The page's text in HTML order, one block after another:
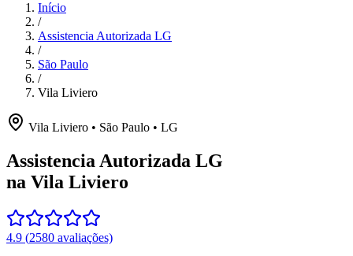
Início
/
Assistencia Autorizada LG
/
São Paulo
/
Vila Liviero
Vila Liviero • São Paulo • LG
Assistencia Autorizada LG
na Vila Liviero
4.9 (2580 avaliações)